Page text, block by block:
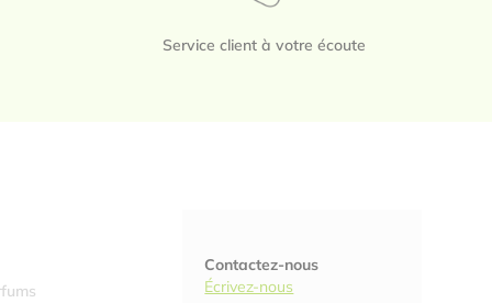
Service client à votre écoute
Contactez-nous
Écrivez-nous